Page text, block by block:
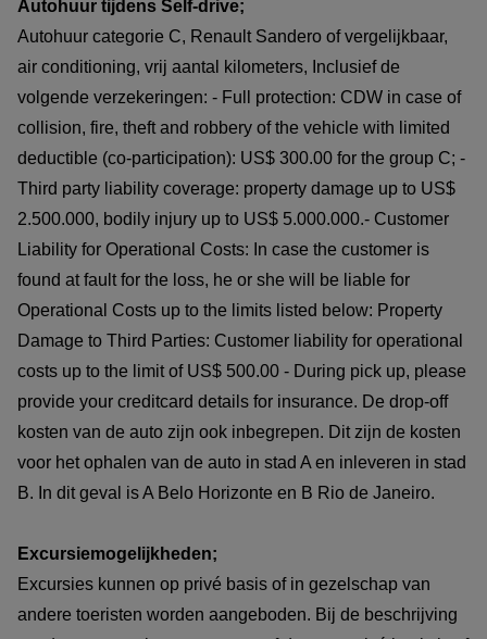
Autohuur tijdens Self-drive;
Autohuur categorie C, Renault Sandero of vergelijkbaar,
air conditioning, vrij aantal kilometers, Inclusief de
volgende verzekeringen: - Full protection: CDW in case of
collision, fire, theft and robbery of the vehicle with limited
deductible (co-participation): US$ 300.00 for the group C; -
Third party liability coverage: property damage up to US$
2.500.000, bodily injury up to US$ 5.000.000.- Customer
Liability for Operational Costs: In case the customer is
found at fault for the loss, he or she will be liable for
Operational Costs up to the limits listed below: Property
Damage to Third Parties: Customer liability for operational
costs up to the limit of US$ 500.00 - During pick up, please
provide your creditcard details for insurance. De drop-off
kosten van de auto zijn ook inbegrepen. Dit zijn de kosten
voor het ophalen van de auto in stad A en inleveren in stad
B. In dit geval is A Belo Horizonte en B Rio de Janeiro.
Excursiemogelijkheden;
Excursies kunnen op privé basis of in gezelschap van
andere toeristen worden aangeboden. Bij de beschrijving